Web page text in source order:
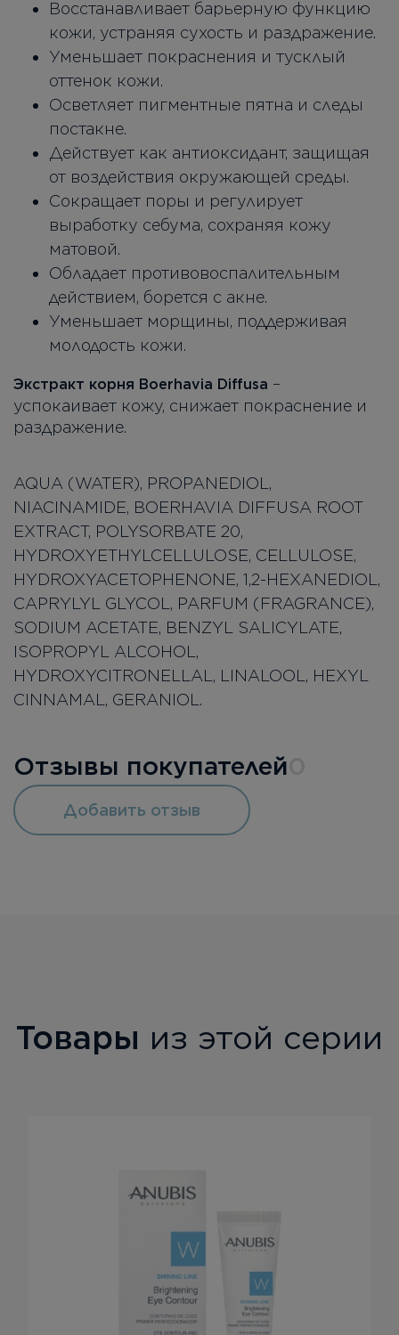
Восстанавливает барьерную функцию
кожи, устраняя сухость и раздражение.
Уменьшает покраснения и тусклый
оттенок кожи.
Осветляет пигментные пятна и следы
постакне.
Действует как антиоксидант, защищая
от воздействия окружающей среды.
Сокращает поры и регулирует
выработку себума, сохраняя кожу
матовой.
Обладает противовоспалительным
действием, борется с акне.
Уменьшает морщины, поддерживая
молодость кожи.
Экстракт корня Boerhavia Diffusa –
успокаивает кожу, снижает покраснение и
раздражение.
AQUA (WATER), PROPANEDIOL,
NIACINAMIDE, BOERHAVIA DIFFUSA ROOT
EXTRACT, POLYSORBATE 20,
HYDROXYETHYLCELLULOSE, CELLULOSE,
HYDROXYACETOPHENONE, 1,2-HEXANEDIOL,
CAPRYLYL GLYCOL, PARFUM (FRAGRANCE),
SODIUM ACETATE, BENZYL SALICYLATE,
ISOPROPYL ALCOHOL,
HYDROXYCITRONELLAL, LINALOOL, HEXYL
CINNAMAL, GERANIOL.
Отзывы покупателей
Добавить отзыв
Товары из этой серии